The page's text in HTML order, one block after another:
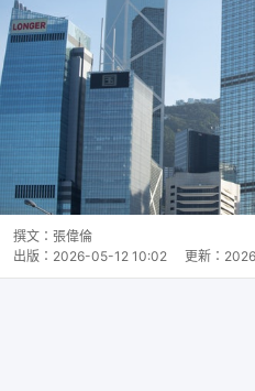
撰文： 張偉倫
出版： 2026-05-12 10:02 更新：